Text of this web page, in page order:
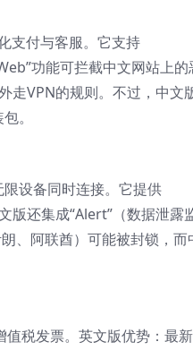
支付与客服。它支持
功能可拦截中文网站上的
走VPN的规则。不过，中文
。
设备同时连接。它提供
版还集成“Alert”（数据泄露
、阿联酋）可能被封锁，而
税发票。英文版优势：最